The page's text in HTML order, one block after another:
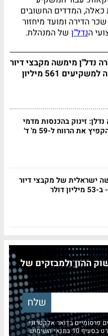
כאלה, המדדים החשובים
הדירה ומועד מיחזור
הנדל"ן של המנהלת.
נדל"ן מימשה מקבצי דיור
וחילקה למשקיעים 561 מיליון
זינוק בהכנסות מדמי
את הרווח ל-59 מ' ד'
ישראלית של מקבצי דיור
דולר
ההון ולמבזקים של
פרסומיים בדואר אלקטרוני
השימוש